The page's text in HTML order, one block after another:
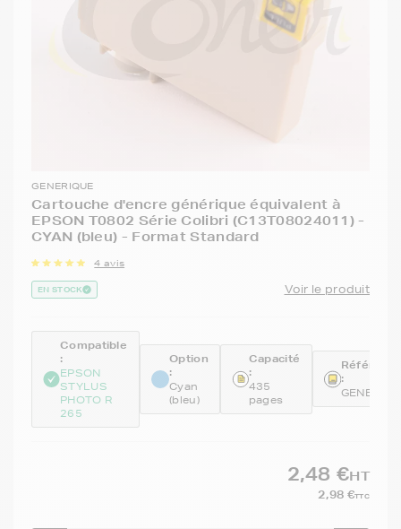
GENERIQUE
Cartouche d'encre générique équivalent à
EPSON T0802 Série Colibri (C13T08024011) -
CYAN (bleu) - Format Standard
4 avis
EN STOCK Voir le produit
Compatible
:
EPSON
STYLUS
PHOTO R
265
Option
:
Cyan
(bleu)
Capacité
:
435
pages
:
2,48 €HT
2,98 €TTC